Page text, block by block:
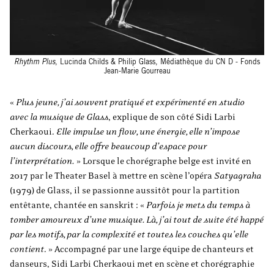
Rhythm Plus, Lucinda Childs & Philip Glass, Médiathèque du CN D - Fonds
Jean-Marie Gourreau
« Plus jeune, j’ai souvent pratiqué et expérimenté en studio
avec la musique de Glass, explique de son côté Sidi Larbi
Cherkaoui. Elle impulse un flow, une énergie, elle n’impose
aucun discours, elle offre beaucoup d’espace pour
l’interprétation. » Lorsque le chorégraphe belge est invité en
2017 par le Theater Basel à mettre en scène l’opéra Satyagraha
(1979) de Glass, il se passionne aussitôt pour la partition
entêtante, chantée en sanskrit : « Parfois je mets du temps à
tomber amoureux d’une musique. Là, j’ai tout de suite été happé
par les motifs, par la complexité et toutes les couches qu’elle
contient. » Accompagné par une large équipe de chanteurs et
danseurs, Sidi Larbi Cherkaoui met en scène et chorégraphie